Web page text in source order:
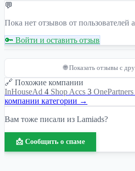
💬
Пока нет отзывов от пользователей
🔑 Войти и оставить отзыв
🌐 Показать отзывы с
🔗 Похожие компании
InHouseAd 4 Shop Accs 3 OnePartners
компании категории →
Вам тоже писали из Lamiads?
📩 Сообщить о спаме